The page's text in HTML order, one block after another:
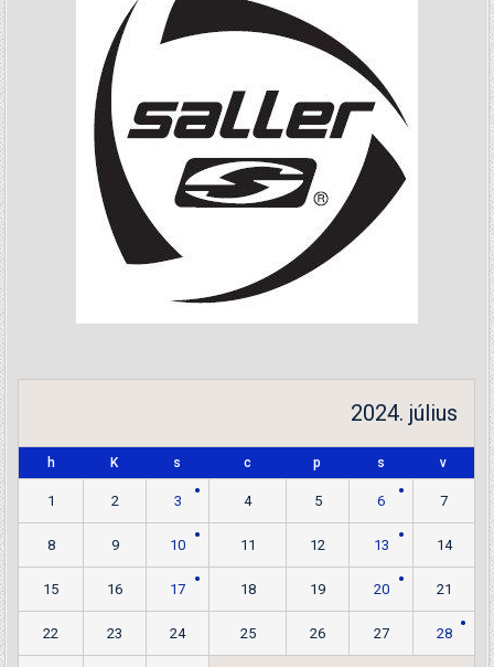
2024. július
h K s c p s v
1 2 3 4 5 6 7
8 9 10 11 12 13 14
15 16 17 18 19 20 21
22 23 24 25 26 27 28